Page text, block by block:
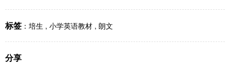
标签 ： 培生 , 小学英语教材 , 朗文
分享